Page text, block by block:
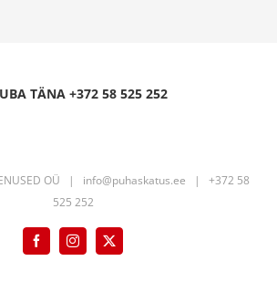
TÄNA +372 58 525 252
OÜ | info@puhaskatus.ee | +372 58
525 252
FacebookInstagram
X